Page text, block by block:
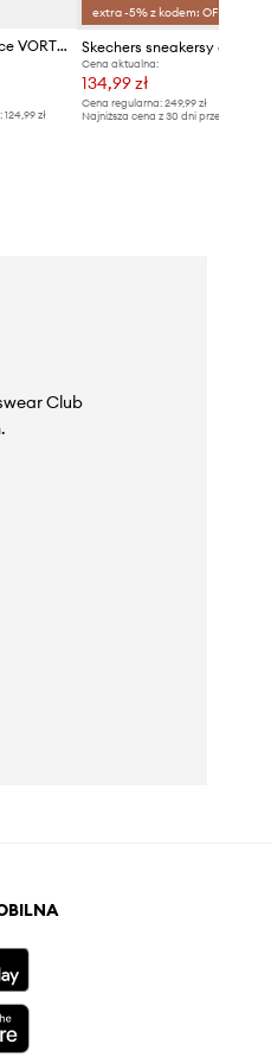
Skechers sneakersy dziecięce VORTEX 2.0
124,99 zł
extra -5% z kodem: OFF*
Cena aktualna:
134,99 zł
Cena regularna: 249,99 zł
Najniższa cena z 30 dni przed obniżką:
Club